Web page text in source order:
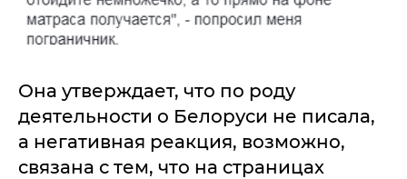
Она утверждает, что по роду
деятельности о Белоруси не писала,
а негативная реакция, возможно,
связана с тем, что на страницах